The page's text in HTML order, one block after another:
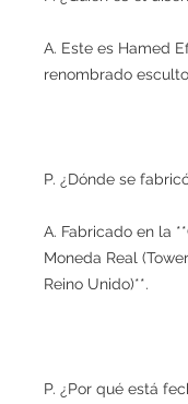
A. Este es Hamed
renombrado
P. ¿Dónde se
A. Fabricado en la
Moneda Real
Reino Unido)**.
P. ¿Por qué está